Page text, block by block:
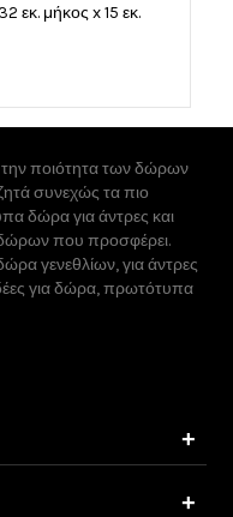
εκ. μήκος x 15 εκ.
ποιότητα των δώρων
συνεχώς τα πιο
δώρα για άντρες και
δώρων που προσφέρει.
γενεθλίων, για άντρες
για δώρα, πρωτότυπα
+
+